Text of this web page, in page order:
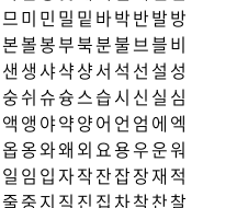
므미 민 밀 밑 바박반발방
본볼봉부북분불브블비
샌 생샤샥샹서 석 선 설 성
숭쉬슈슝스습시 신 실 심
액 앵 야약양어 언 엄 에 엑
옵옹와왜 외 요용우운워
일 임 입자작잔잡장재 적
줄중지 직 진 집 차착찬찰